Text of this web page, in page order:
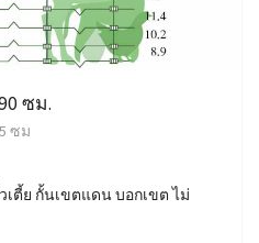
ซม.
ซม
ตี้ย กั้นเขตแดน บอกเขต ไม่